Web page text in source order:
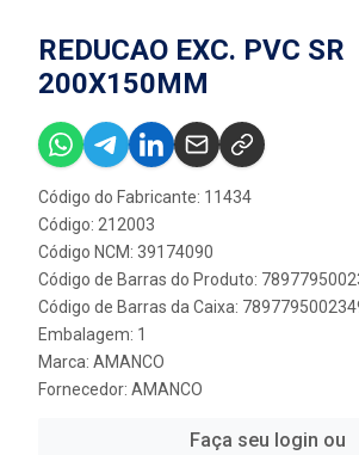
REDUCAO EXC. PVC SR
200X150MM
Código do Fabricante: 11434
Código: 212003
Código NCM: 39174090
Código de Barras do Produto:
Código de Barras da Caixa:
Embalagem: 1
Marca: AMANCO
Fornecedor: AMANCO
Faça seu login ou